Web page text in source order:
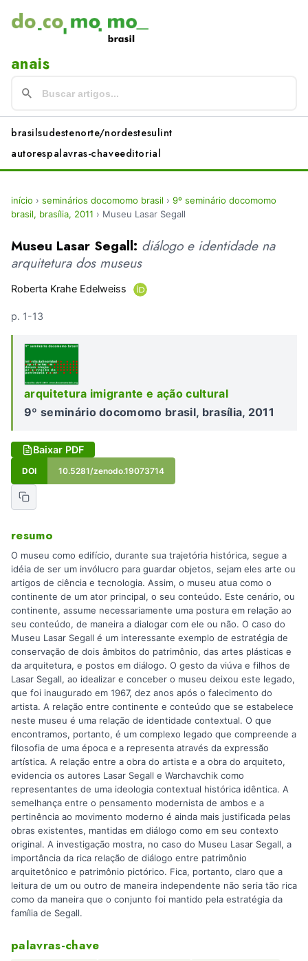
anais
brasilsudestenorte/nordestesulint
autorespalavras-chaveeditorial
início › seminários docomomo brasil › 9º seminário docomomo
brasil, brasília, 2011 › Museu Lasar Segall
Museu Lasar Segall: diálogo e identidade na
arquitetura dos museus
Roberta Krahe Edelweiss
p. 1-13
arquitetura imigrante e ação cultural
9º seminário docomomo brasil, brasília, 2011
Baixar PDF
DOI 10.5281/zenodo.19073714
resumo
O museu como edifício, durante sua trajetória histórica, segue a
idéia de ser um invólucro para guardar objetos, sejam eles arte ou
artigos de ciência e tecnologia. Assim, o museu atua como o
continente de um ator principal, o seu conteúdo. Este cenário, ou
continente, assume necessariamente uma postura em relação ao
seu conteúdo, de maneira a dialogar com ele ou não. O caso do
Museu Lasar Segall é um interessante exemplo de estratégia de
conservação de dois âmbitos do patrimônio, das artes plásticas e
da arquitetura, e postos em diálogo. O gesto da viúva e filhos de
Lasar Segall, ao idealizar e conceber o museu deixou este legado,
que foi inaugurado em 1967, dez anos após o falecimento do
artista. A relação entre continente e conteúdo que se estabelece
neste museu é uma relação de identidade contextual. O que
encontramos, portanto, é um complexo legado que compreende a
filosofia de uma época e a representa através da expressão
artística. A relação entre a obra do artista e a obra do arquiteto,
evidencia os autores Lasar Segall e Warchavchik como
representantes de uma ideologia contextual histórica idêntica. A
semelhança entre o pensamento modernista de ambos e a
pertinência ao movimento moderno é ainda mais justificada pelas
obras existentes, mantidas em diálogo como em seu contexto
original. A investigação mostra, no caso do Museu Lasar Segall, a
importância da rica relação de diálogo entre patrimônio
arquitetônico e patrimônio pictórico. Fica, portanto, claro que a
leitura de um ou outro de maneira independente não seria tão rica
como da maneira que o conjunto foi mantido pela estratégia da
família de Segall.
palavras-chave